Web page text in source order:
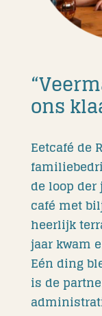
ons
Eetcafé de
de loop
café met
heerlijk
jaar kwam
Eén ding
is de